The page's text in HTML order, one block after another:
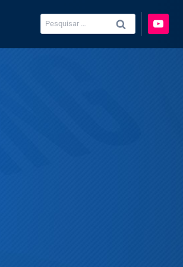
Pesquisar
por: